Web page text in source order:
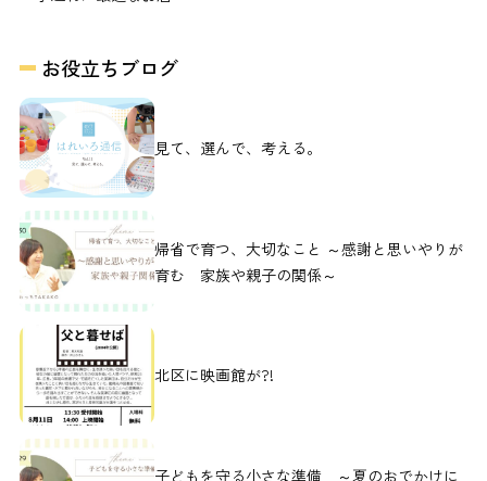
お役立ちブログ
見て、選んで、考える。
帰省で育つ、大切なこと ～感謝と思いやりが
育む 家族や親子の関係～
北区に映画館が?!
子どもを守る小さな準備 ～夏のおでかけに